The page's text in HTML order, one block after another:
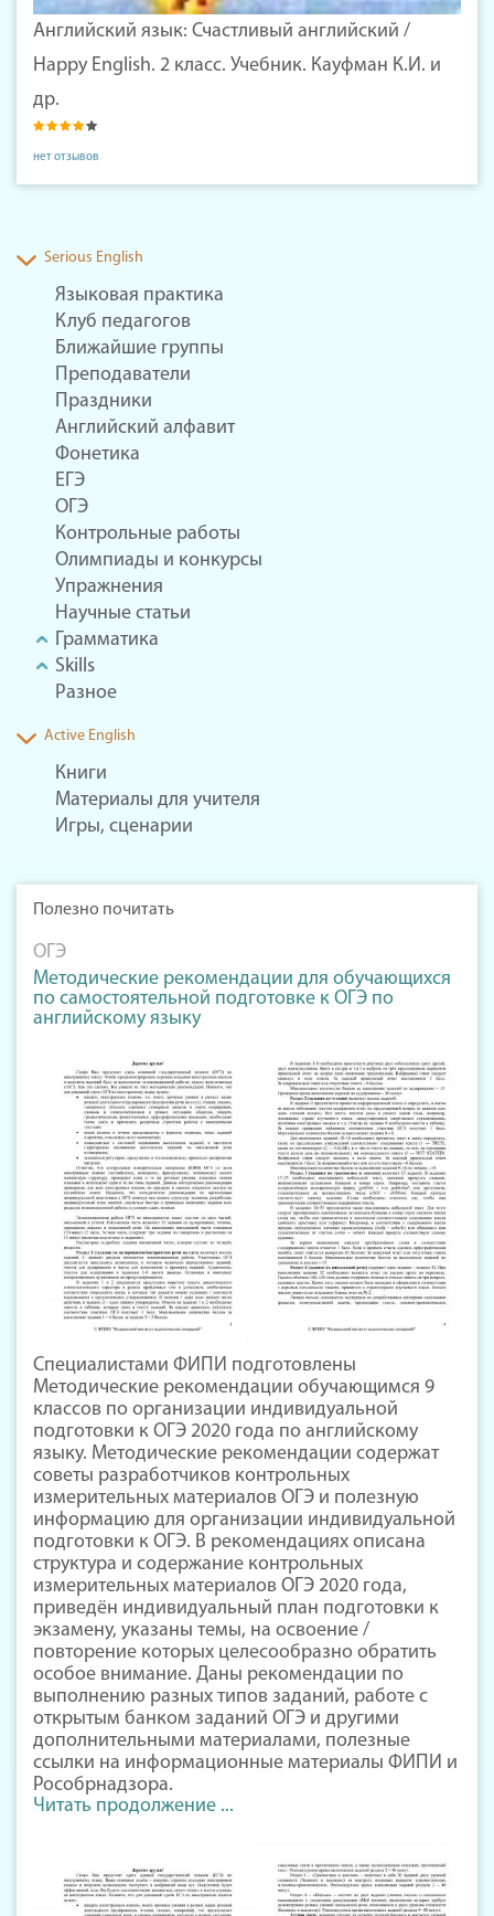
Английский язык: Счастливый английский /
Happy English. 2 класс. Учебник. Кауфман К.И. и
др.
нет отзывов
Serious English
Языковая практика
Клуб педагогов
Ближайшие группы
Преподаватели
Праздники
Английский алфавит
Фонетика
ЕГЭ
ОГЭ
Контрольные работы
Олимпиады и конкурсы
Упражнения
Научные статьи
Грамматика
Skills
Разное
Active English
Книги
Материалы для учителя
Игры, сценарии
Полезно почитать
ОГЭ
Методические рекомендации для обучающихся
по самостоятельной подготовке к ОГЭ по
английскому языку
Специалистами ФИПИ подготовлены
Методические рекомендации обучающимся 9
классов по организации индивидуальной
подготовки к ОГЭ 2020 года по английскому
языку. Методические рекомендации содержат
советы разработчиков контрольных
измерительных материалов ОГЭ и полезную
информацию для организации индивидуальной
подготовки к ОГЭ. В рекомендациях описана
структура и содержание контрольных
измерительных материалов ОГЭ 2020 года,
приведён индивидуальный план подготовки к
экзамену, указаны темы, на освоение /
повторение которых целесообразно обратить
особое внимание. Даны рекомендации по
выполнению разных типов заданий, работе с
открытым банком заданий ОГЭ и другими
дополнительными материалами, полезные
ссылки на информационные материалы ФИПИ и
Рособрнадзора.
Читать продолжение ...